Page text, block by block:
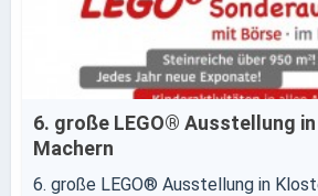
6. große LEGO® Ausstellung
Machern
6. große LEGO® Ausstellung in